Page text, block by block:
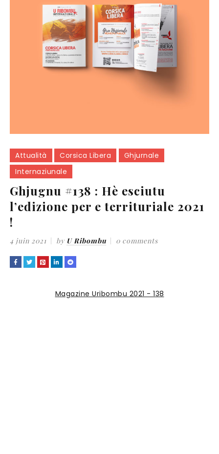
Attualità Corsica Libera
Ghjurnale
Internaziunale
Ghjugnu #138 : Hè esciutu
l’edizione per e territuriale 2021
!
4 juin 2021 by U Ribombu 0 comments
Magazine Uribombu 2021 - 138